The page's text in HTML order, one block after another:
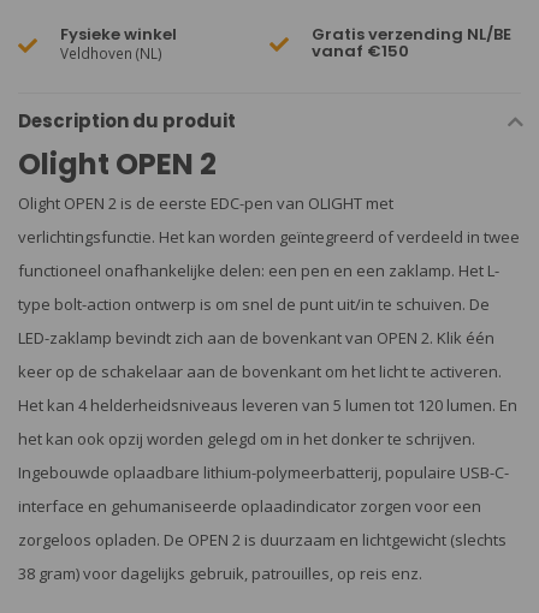
Fysieke winkel
Veldhoven (NL)
Gratis verzending NL/BE
vanaf €150
Description du produit
Olight OPEN 2
Olight OPEN 2 is de eerste EDC-pen van OLIGHT met
verlichtingsfunctie. Het kan worden geïntegreerd of verdeeld in twee
functioneel onafhankelijke delen: een pen en een zaklamp. Het L-
type bolt-action ontwerp is om snel de punt uit/in te schuiven. De
LED-zaklamp bevindt zich aan de bovenkant van OPEN 2. Klik één
keer op de schakelaar aan de bovenkant om het licht te activeren.
Het kan 4 helderheidsniveaus leveren van 5 lumen tot 120 lumen. En
het kan ook opzij worden gelegd om in het donker te schrijven.
Ingebouwde oplaadbare lithium-polymeerbatterij, populaire USB-C-
interface en gehumaniseerde oplaadindicator zorgen voor een
zorgeloos opladen. De OPEN 2 is duurzaam en lichtgewicht (slechts
38 gram) voor dagelijks gebruik, patrouilles, op reis enz.